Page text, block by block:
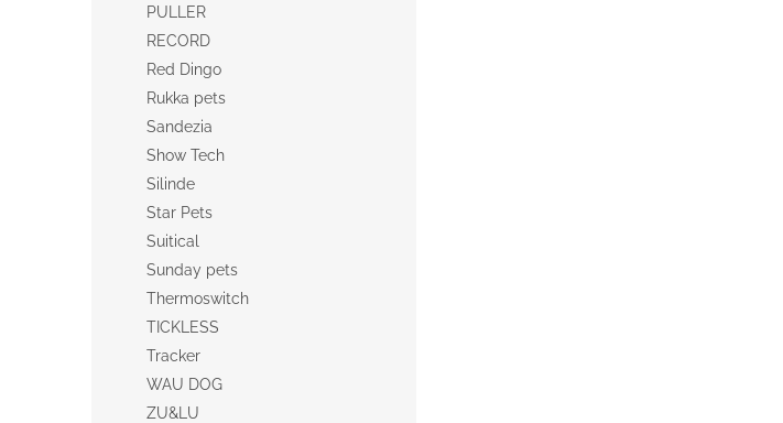
PULLER
RECORD
Red Dingo
Rukka pets
Sandezia
Show Tech
Silinde
Star Pets
Suitical
Sunday pets
Thermoswitch
TICKLESS
Tracker
WAU DOG
ZU&LU